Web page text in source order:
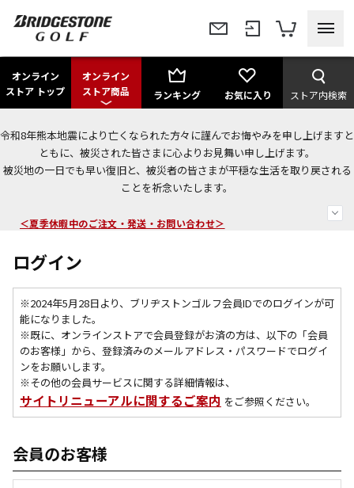
オンライン
ストア トップ
オンライン
ストア商品
ランキング お気に入り ストア内検索
令和8年熊本地震により亡くなられた方々に謹んでお悔やみを申し上げますと
ともに、被災された皆さまに心よりお見舞い申し上げます。
被災地の一日でも早い復旧と、被災者の皆さまが平穏な生活を取り戻される
ことを祈念いたします。
今なら新規会員登録で1,000円OFFクーポンプレゼント！
＜商品配送に関するお知らせ＞
ログイン
※2024年5月28日より、ブリヂストンゴルフ会員IDでのログインが可
能になりました。
※既に、 オンラインストアで会員登録がお済の方は、以下の「会員
のお客様」から、登録済みのメールアドレス・パスワードでログイ
ンをお願いします。
※その他の会員サービスに関する詳細情報は、
サイトリニューアルに関するご案内 をご参照ください。
会員のお客様